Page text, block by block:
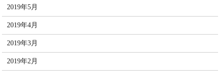
2019年5月
2019年4月
2019年3月
2019年2月